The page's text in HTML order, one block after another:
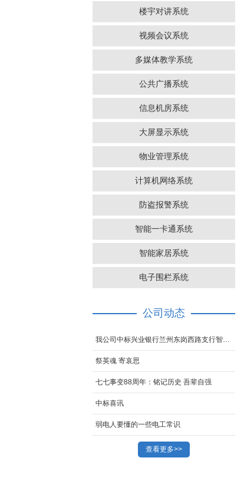
楼宇对讲系统
视频会议系统
多媒体教学系统
公共广播系统
信息机房系统
大屏显示系统
物业管理系统
计算机网络系统
防盗报警系统
智能一卡通系统
智能家居系统
电子围栏系统
公司动态
我公司中标兴业银行兰州东岗西路支行智能化项目
祭英魂 寄哀思
七七事变88周年：铭记历史 吾辈自强
中标喜讯
弱电人要懂的一些电工常识
查看更多>>